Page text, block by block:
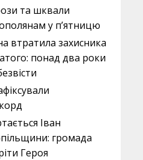
та шквали
у п’ятницю
втратила захисника
понад два роки
Іван
громада
Героя